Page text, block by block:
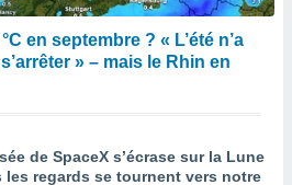
en septembre ? « L’été n’a
» – mais le Rhin en
de SpaceX s’écrase sur la Lune
les regards se tournent vers notre